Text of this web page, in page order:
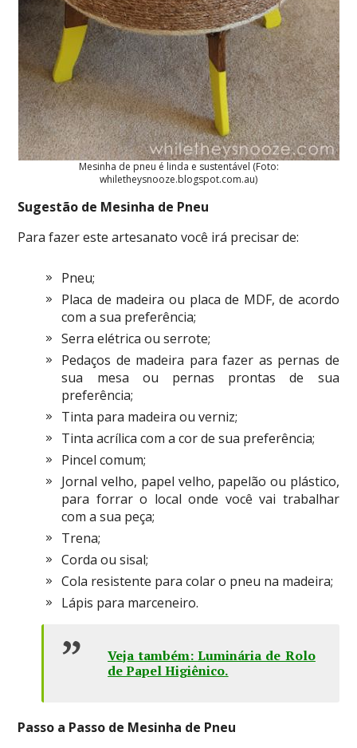
Mesinha de pneu é linda e sustentável (Foto:
whiletheysnooze.blogspot.com.au)
Sugestão de Mesinha de Pneu
Para fazer este artesanato você irá precisar de:
Pneu;
Placa de madeira ou placa de MDF, de acordo
com a sua preferência;
Serra elétrica ou serrote;
Pedaços de madeira para fazer as pernas de
sua mesa ou pernas prontas de sua
preferência;
Tinta para madeira ou verniz;
Tinta acrílica com a cor de sua preferência;
Pincel comum;
Jornal velho, papel velho, papelão ou plástico,
para forrar o local onde você vai trabalhar
com a sua peça;
Trena;
Corda ou sisal;
Cola resistente para colar o pneu na madeira;
Lápis para marceneiro.
Veja também: Luminária de Rolo
de Papel Higiênico.
Passo a Passo de Mesinha de Pneu